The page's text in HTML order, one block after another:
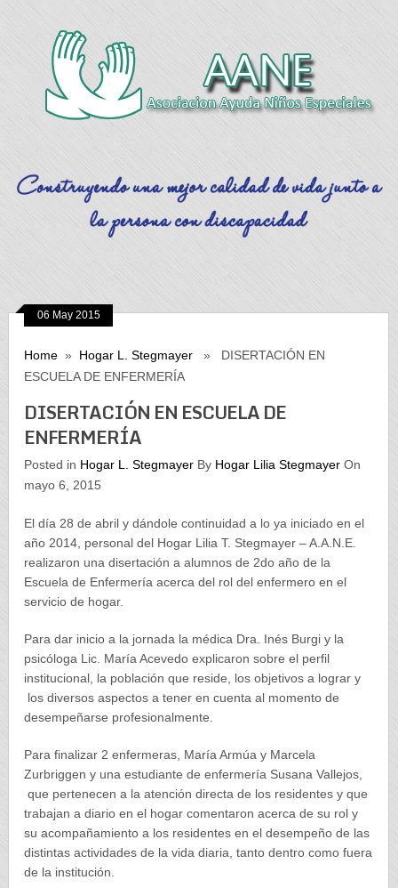
06 May 2015
Home » Hogar L. Stegmayer » DISERTACIÓN EN
ESCUELA DE ENFERMERÍA
DISERTACIÓN EN ESCUELA DE
ENFERMERÍA
Posted in Hogar L. Stegmayer By Hogar Lilia Stegmayer On
mayo 6, 2015
El día 28 de abril y dándole continuidad a lo ya iniciado en el
año 2014, personal del Hogar Lilia T. Stegmayer – A.A.N.E.
realizaron una disertación a alumnos de 2do año de la
Escuela de Enfermería acerca del rol del enfermero en el
servicio de hogar.
Para dar inicio a la jornada la médica Dra. Inés Burgi y la
psicóloga Lic. María Acevedo explicaron sobre el perfil
institucional, la población que reside, los objetivos a lograr y
los diversos aspectos a tener en cuenta al momento de
desempeñarse profesionalmente.
Para finalizar 2 enfermeras, María Armúa y Marcela
Zurbriggen y una estudiante de enfermería Susana Vallejos,
que pertenecen a la atención directa de los residentes y que
trabajan a diario en el hogar comentaron acerca de su rol y
su acompañamiento a los residentes en el desempeño de las
distintas actividades de la vida diaria, tanto dentro como fuera
de la institución.